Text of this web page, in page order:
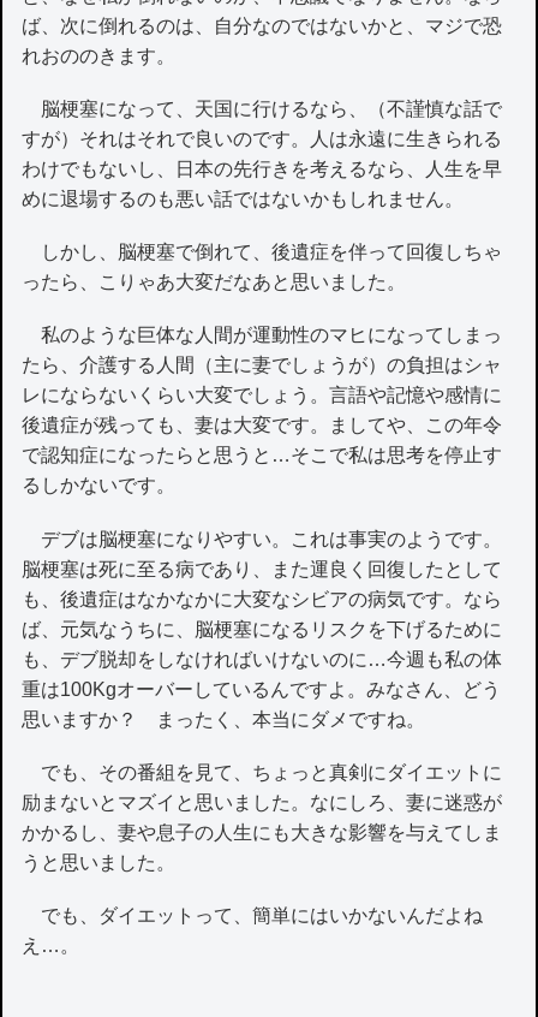
ば、次に倒れるのは、自分なのではないかと、マジで恐
れおののきます。
脳梗塞になって、天国に行けるなら、（不謹慎な話で
すが）それはそれで良いのです。人は永遠に生きられる
わけでもないし、日本の先行きを考えるなら、人生を早
めに退場するのも悪い話ではないかもしれません。
しかし、脳梗塞で倒れて、後遺症を伴って回復しちゃ
ったら、こりゃあ大変だなあと思いました。
私のような巨体な人間が運動性のマヒになってしまっ
たら、介護する人間（主に妻でしょうが）の負担はシャ
レにならないくらい大変でしょう。言語や記憶や感情に
後遺症が残っても、妻は大変です。ましてや、この年令
で認知症になったらと思うと…そこで私は思考を停止す
るしかないです。
デブは脳梗塞になりやすい。これは事実のようです。
脳梗塞は死に至る病であり、また運良く回復したとして
も、後遺症はなかなかに大変なシビアの病気です。なら
ば、元気なうちに、脳梗塞になるリスクを下げるために
も、デブ脱却をしなければいけないのに…今週も私の体
重は100Kgオーバーしているんですよ。みなさん、どう
思いますか？ まったく、本当にダメですね。
でも、その番組を見て、ちょっと真剣にダイエットに
励まないとマズイと思いました。なにしろ、妻に迷惑が
かかるし、妻や息子の人生にも大きな影響を与えてしま
うと思いました。
でも、ダイエットって、簡単にはいかないんだよね
え…。